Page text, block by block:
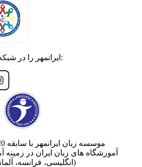
ایرانمهر را در شبکه‌های اجتماعی دنبال کنید:
آموزشگاه های زبان ایران در زمینه
(انگلیسی، فرانسه،